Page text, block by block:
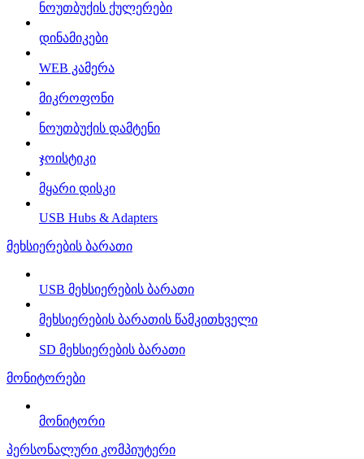
ნოუთბუქის ქულერები
დინამიკები
WEB კამერა
მიკროფონი
ნოუთბუქის დამტენი
ჯოისტიკი
მყარი დისკი
USB Hubs & Adapters
მეხსიერების ბარათი
USB მეხსიერების ბარათი
მეხსიერების ბარათის წამკითხველი
SD მეხსიერების ბარათი
მონიტორები
მონიტორი
პერსონალური კომპიუტერი